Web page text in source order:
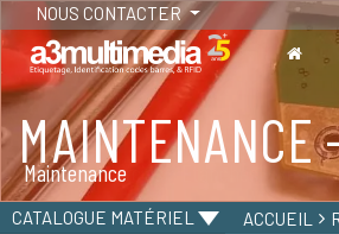
NOUS CONTACTER
MAINTENANCE
Maintenance
TABLETTES
Tablettes durcies - Étanches -
CATALOGUE MATÉRIEL
ACCUEIL